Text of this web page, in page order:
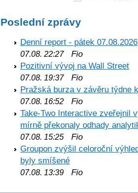
Poslední zprávy
Denní report - pátek 07.08.2026
07.08. 22:27Fio
Pozitivní vývoj na Wall Street
07.08. 19:37Fio
Pražská burza v závěru týdne
07.08. 16:52 Fio
Take-Two Interactive zveřejnil
mírně překonaly odhady
07.08. 15:25 Fio
Groupon zvýšil celoroční
byly smíšené
07.08. 13:39 Fio